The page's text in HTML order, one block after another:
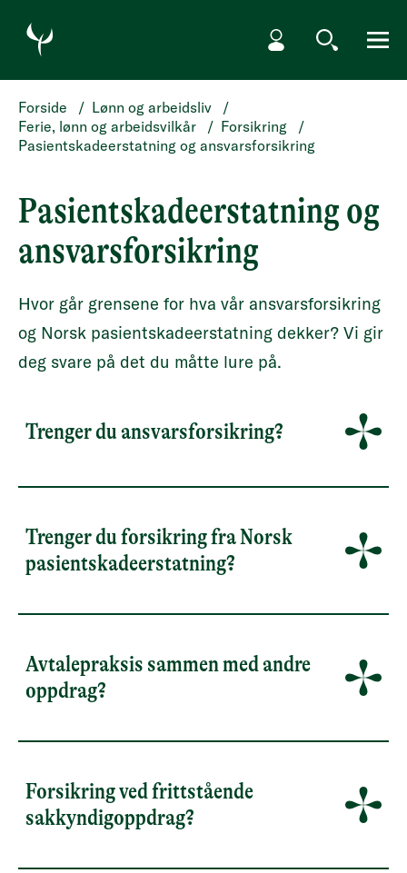
HOPP TIL HOVEDINNHOLD
Min side
Søk Meny
Forside / Lønn og arbeidsliv
/
Ferie, lønn og arbeidsvilkår
/ Forsikring
/
Pasientskadeerstatning og ansvarsforsikring
Pasientskadeerstatning og
ansvarsforsikring
Hvor går grensene for hva vår ansvarsforsikring
og Norsk pasientskadeerstatning dekker? Vi gir
deg svare på det du måtte lure på.
Trenger du ansvarsforsikring?
Trenger du forsikring fra Norsk
pasientskadeerstatning?
Avtalepraksis sammen med andre
oppdrag?
Forsikring ved frittstående
sakkyndigoppdrag?